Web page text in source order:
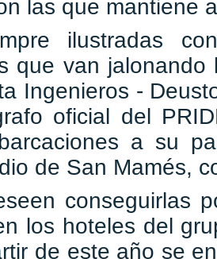
las que mantiene
ilustradas
que van
Ingenieros -
oficial del
a su
de San Mamés,
conseguirlas
los hoteles del
de este año se